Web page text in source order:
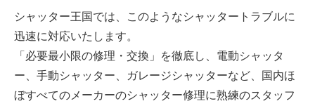
シャッター王国では、このようなシャッタートラブルに
迅速に対応いたします。
「必要最小限の修理・交換」を徹底し、電動シャッタ
ー、手動シャッター、ガレージシャッターなど、国内ほ
ぼすべてのメーカーのシャッター修理に熟練のスタッフ